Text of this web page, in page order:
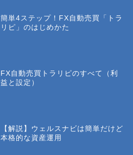
簡単4ステップ！FX自動売買「トラ
リピ」のはじめかた
FX自動売買トラリピのすべて（利
益と設定）
【解説】ウェルスナビは簡単だけど
本格的な資産運用